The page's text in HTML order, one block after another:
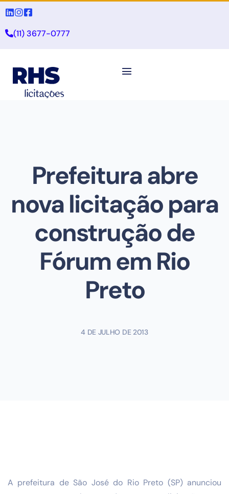
(11) 3677-0777
Prefeitura abre
nova licitação para
construção de
Fórum em Rio
Preto
4 DE JULHO DE 2013
A prefeitura de São José do Rio Preto (SP) anunciou